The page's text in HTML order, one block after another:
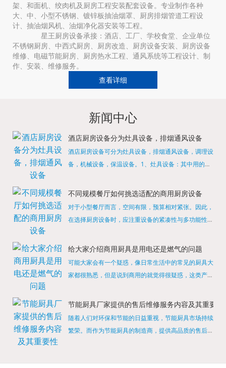
架、和面机、绞肉机及厨房工程安装配套设备。专业制作各种
大、中、小型不锈钢、镀锌板抽油烟罩、厨房排烟管道工程设
计、抽油烟风机、油烟净化器安装等工程。
星王厨房设备承接：酒店、工厂、学校食堂、企业单位
不锈钢厨房、中西式厨房、厨房改造、厨房设备安装、厨房设备
维修、电磁节能厨房、厨房热水工程、通风系统等工程设计、制
作、安装、维修服务。
查看详细
新闻中心
酒店厨房设备分为灶具设备，排烟通风设备
酒店厨房设备可分为灶具设备，排烟通风设备，调理设
备，机械设备，保温设备。1、灶具设备：其中用的较
缺少的，经过相关检测证明的合格设备才能进行使用，
不同规模餐厅如何挑选适配的商用厨房设备
对于小型餐厅而言，空间有限，预算相对紧张。因此，
在选择厨房设备时，应注重设备的紧凑性与多功能性。
烹饪设备，既能节省空间，又能满足多样化的烹饪需
给大家介绍商用厨具是用电还是燃气的问题
可能大家会有一个疑惑，像日常生活中的常见的厨具大
家都很熟悉，但是说到商用的就觉得很疑惑，这类产品
店用的就是商用的吗?还真别说，真被大家猜对了，这
节能厨具厂家提供的售后维修服务内容及其重要性
随着人们对环保和节能的日益重视，节能厨具市场持续
繁荣。而作为节能厨具的制造商，提供高品质的售后维